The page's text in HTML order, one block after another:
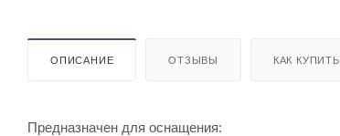
ОПИСАНИЕ ОТЗЫВЫ КАК КУПИТЬ
Предназначен для оснащения: